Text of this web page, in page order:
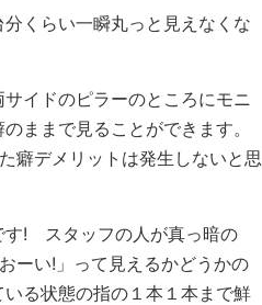
くらい一瞬丸っと見えなくな
イドのピラーのところにモニ
ままで見ることができます。
癖デメリットは発生しないと思
! スタッフの人が真っ暗の
ーい!」って見えるかどうかの
る状態の指の１本１本まで鮮